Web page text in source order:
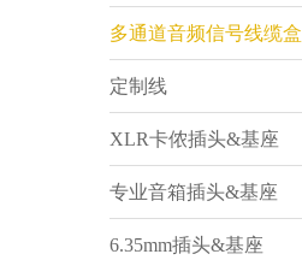
多通道音频信号线缆盒
定制线
XLR卡侬插头&基座
专业音箱插头&基座
6.35mm插头&基座